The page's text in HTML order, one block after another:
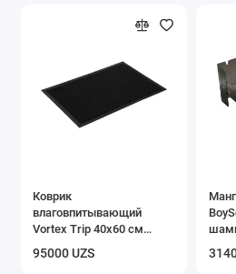
Коврик
влаговпитывающий
Vortex Trip 40х60 см
черный
95000 UZS